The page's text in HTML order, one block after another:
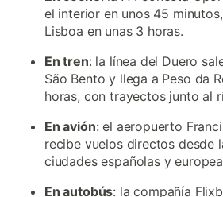
el interior en unos 45
Lisboa en unas 3 horas.
En tren: la línea del Duero
São Bento y llega a Peso da
horas, con trayectos junto al
En avión: el aeropuerto
recibe vuelos directos desde
ciudades españolas y
En autobús: la compañía